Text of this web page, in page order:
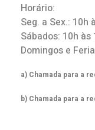
Horário:
Seg. a Sex.: 10h
Sábados: 10h às
Domingos e
a) Chamada para a
b) Chamada para a